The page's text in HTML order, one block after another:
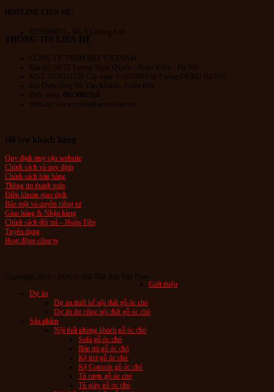
HOTLINE LIÊN HỆ:
0375888871 - Ms Vũ Hồng Anh
THÔNG TIN LIÊN HỆ
CÔNG TY TNHH IBIZ VIETNAM
Địa chỉ: Số 51 Lương Ngọc Quyến - Hoàn Kiếm - Hà Nội
MST: 0108131230 Cấp ngày 15/01/2018 tại Phòng ĐKKD Hà Nội
Đại Diện: Ông Đỗ Văn Khánh - Giám Đốc
Điện thoại: 0915082518
Website: www.noithatibizvietnam.vn
Hỗ trợ khách hàng
Quy định truy cập website
Chính sách và quy định
Chính sách bán hàng
Thông tin thanh toán
Điều khoản giao dịch
Bảo mật và quyền riêng tư
Giao hàng & Nhận hàng
Chính sách đổi trả – Hoàn Tiền
Tuyển dụng
Hoạt động công ty
Copyright 2016 - 2026 © Nội Thất Ibiz Việt Nam
Giới thiệu
Dự án
Dự án thiết kế nội thất gỗ óc chó
Dự án thi công nội thất gỗ óc chó
Sản phẩm
Nội thất phòng khách gỗ óc chó
Sofa gỗ óc chó
Bàn trà gỗ óc chó
Kệ tivi gỗ óc chó
Kệ Console gỗ óc chó
Tủ rượu gỗ óc chó
Tủ giày gỗ óc chó